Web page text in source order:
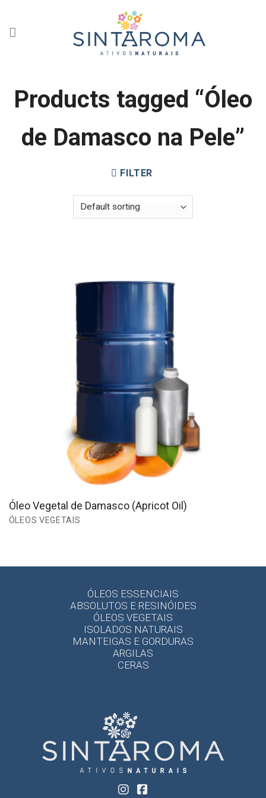
content
Products tagged “Óleo
de Damasco na Pele”
FILTER
ÓLEOS VEGETAIS
Óleo Vegetal de Damasco (Apricot Oil)
ÓLEOS ESSENCIAIS
ABSOLUTOS E RESINÓIDES
ÓLEOS VEGETAIS
ISOLADOS NATURAIS
MANTEIGAS E GORDURAS
ARGILAS
CERAS